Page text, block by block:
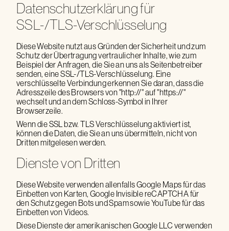
Datenschutzerklärung für
SSL-/TLS-Verschlüsselung
Diese Website nutzt aus Gründen der Sicherheit und zum
Schutz der Übertragung vertraulicher Inhalte, wie zum
Beispiel der Anfragen, die Sie an uns als Seitenbetreiber
senden, eine SSL-/TLS-Verschlüsselung. Eine
verschlüsselte Verbindung erkennen Sie daran, dass die
Adresszeile des Browsers von "http://" auf "https://"
wechselt und an dem Schloss-Symbol in Ihrer
Browserzeile.
Wenn die SSL bzw. TLS Verschlüsselung aktiviert ist,
können die Daten, die Sie an uns übermitteln, nicht von
Dritten mitgelesen werden.
Dienste von Dritten
Diese Website verwenden allenfalls Google Maps für das
Einbetten von Karten, Google Invisible reCAPTCHA für
den Schutz gegen Bots und Spam sowie YouTube für das
Einbetten von Videos.
Diese Dienste der amerikanischen Google LLC verwenden